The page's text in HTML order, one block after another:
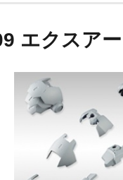
エクスア